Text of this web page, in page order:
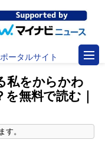
ータルサイト
私をからかわ
無料で読む｜